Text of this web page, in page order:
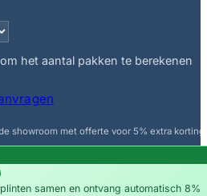
het aantal pakken te berekenen
showroom met offerte voor 5% extra korting.
samen en ontvang automatisch 8%